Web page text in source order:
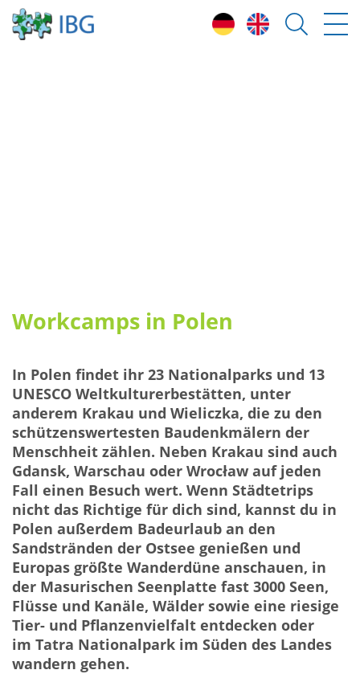
Workcamps in Polen
In Polen findet ihr 23 Nationalparks und 13
UNESCO Weltkulturerbestätten, unter
anderem Krakau und Wieliczka, die zu den
schützenswertesten Baudenkmälern der
Menschheit zählen. Neben Krakau sind auch
Gdansk, Warschau oder Wrocław auf jeden
Fall einen Besuch wert. Wenn Städtetrips
nicht das Richtige für dich sind, kannst du in
Polen außerdem Badeurlaub an den
Sandstränden der Ostsee genießen und
Europas größte Wanderdüne anschauen, in
der Masurischen Seenplatte fast 3000 Seen,
Flüsse und Kanäle, Wälder sowie eine riesige
Tier- und Pflanzenvielfalt entdecken oder
im Tatra Nationalpark im Süden des Landes
wandern gehen.